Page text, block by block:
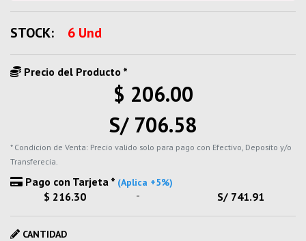
STOCK: 6 Und
Precio del Producto *
$ 206.00
S/ 706.58
* Condicion de Venta: Precio valido solo para pago con Efectivo, Deposito y/o
Transferecia.
Pago con Tarjeta * (Aplica +5%)
$ 216.30 - S/ 741.91
CANTIDAD